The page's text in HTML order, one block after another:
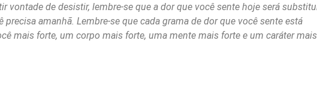
vontade de desistir, lembre-se que a dor que você sente hoje será
precisa amanhã. Lembre-se que cada grama de dor que você sente está
mais forte, um corpo mais forte, uma mente mais forte e um caráter mais